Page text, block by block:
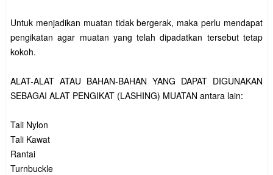
Untuk menjadikan muatan tidak bergerak, maka perlu mendapat
pengikatan agar muatan yang telah dipadatkan tersebut tetap
kokoh.
ALAT-ALAT ATAU BAHAN-BAHAN YANG DAPAT DIGUNAKAN
SEBAGAI ALAT PENGIKAT (LASHING) MUATAN antara lain:
Tali Nylon
Tali Kawat
Rantai
Turnbuckle